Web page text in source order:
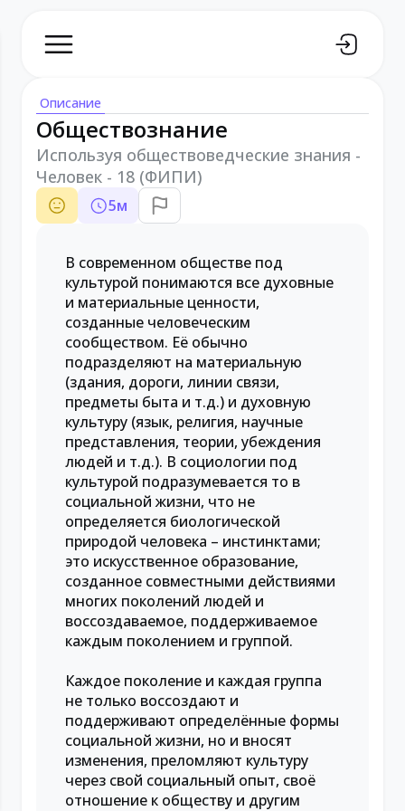
Описание
Обществознание
Используя обществоведческие знания -
Человек - 18 (ФИПИ)
5м
В современном обществе под
культурой понимаются все духовные
и материальные ценности,
созданные человеческим
сообществом. Её обычно
подразделяют на материальную
(здания, дороги, линии связи,
предметы быта и т.д.) и духовную
культуру (язык, религия, научные
представления, теории, убеждения
людей и т.д.). В социологии под
культурой подразумевается то в
социальной жизни, что не
определяется биологической
природой человека – инстинктами;
это искусственное образование,
созданное совместными действиями
многих поколений людей и
воссоздаваемое, поддерживаемое
каждым поколением и группой.
Каждое поколение и каждая группа
не только воссоздают и
поддерживают определённые формы
социальной жизни, но и вносят
изменения, преломляют культуру
через свой социальный опыт, своё
отношение к обществу и другим